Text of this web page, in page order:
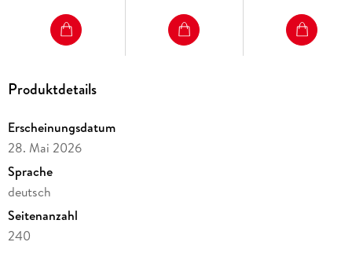
Produktdetails
Erscheinungsdatum
28. Mai 2026
Sprache
deutsch
Seitenanzahl
240